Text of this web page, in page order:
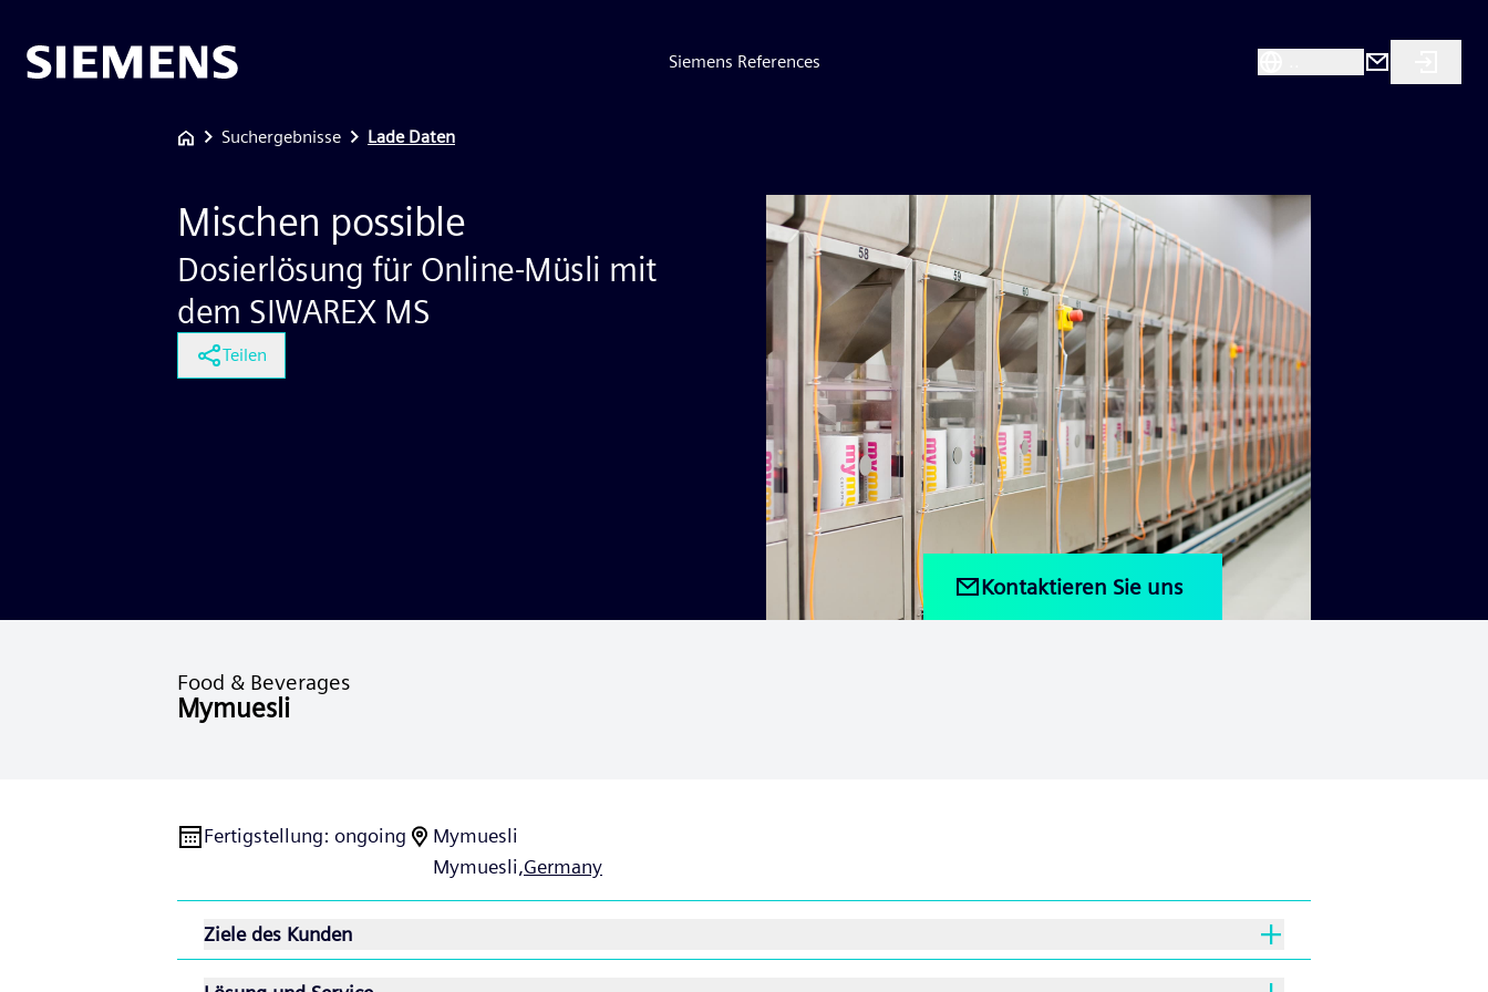
Siemens References
Suchergebnisse Lade Daten
Mischen possible
Dosierlösung für Online-Müsli mit
dem SIWAREX MS
Teilen
Kontaktieren Sie uns
Food & Beverages
Mymuesli
Fertigstellung: ongoing
Mymuesli
Mymuesli,Germany
Ziele des Kunden